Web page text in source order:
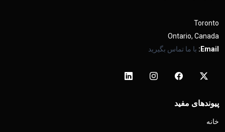
Toronto
Ontario, Canada
Email: با ما تماس بگیرید
پیوندهای مفید
خانه